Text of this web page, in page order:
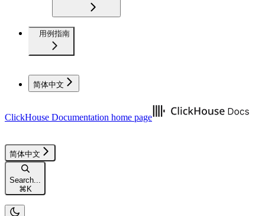
用例指南
简体中文
ClickHouse Documentation home page
简体中文
Search...
⌘ K